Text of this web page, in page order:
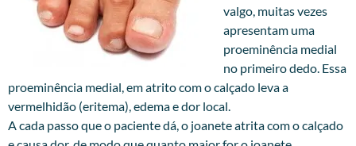
valgo, muitas vezes
apresentam uma
proeminência medial
no primeiro dedo. Essa
proeminência medial, em atrito com o calçado leva a
vermelhidão (eritema), edema e dor local.
A cada passo que o paciente dá, o joanete atrita com o calçado